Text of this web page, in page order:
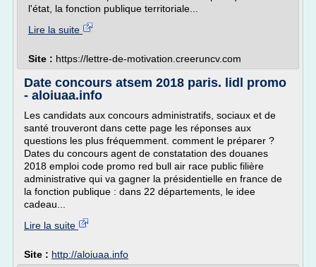
l'état, la fonction publique territoriale...
Lire la suite
Site : https://lettre-de-motivation.creeruncv.com
Date concours atsem 2018 paris. lidl promo
- aloiuaa.info
Les candidats aux concours administratifs, sociaux et de
santé trouveront dans cette page les réponses aux
questions les plus fréquemment. comment le préparer ?
Dates du concours agent de constatation des douanes
2018 emploi code promo red bull air race public filière
administrative qui va gagner la présidentielle en france de
la fonction publique : dans 22 départements, le idee
cadeau...
Lire la suite
Site : http://aloiuaa.info